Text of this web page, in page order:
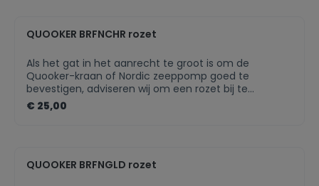
beschikbaarNette afwerking van jouw Quooker-
QUOOKER BRFNCHR rozet
Als het gat in het aanrecht te groot is om de
Quooker-kraan of Nordic zeeppomp goed te
bevestigen, adviseren wij om een rozet bij te
bestellen. Als het keukenblad van te dun materiaal is
gemaakt, zal een rozet voor extra draagvlak zorgen.
beschikbaarNette afwerking van jouw Quooker-
€ 25,00
QUOOKER BRFNGLD rozet